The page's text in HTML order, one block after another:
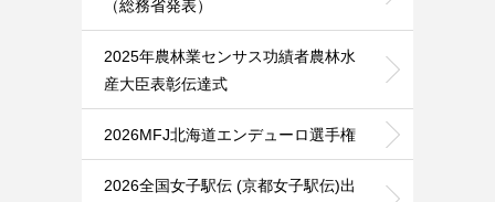
（総務省発表）
2025年農林業センサス功績者農林水
産大臣表彰伝達式
2026MFJ北海道エンデューロ選手権
2026全国女子駅伝 (京都女子駅伝)出